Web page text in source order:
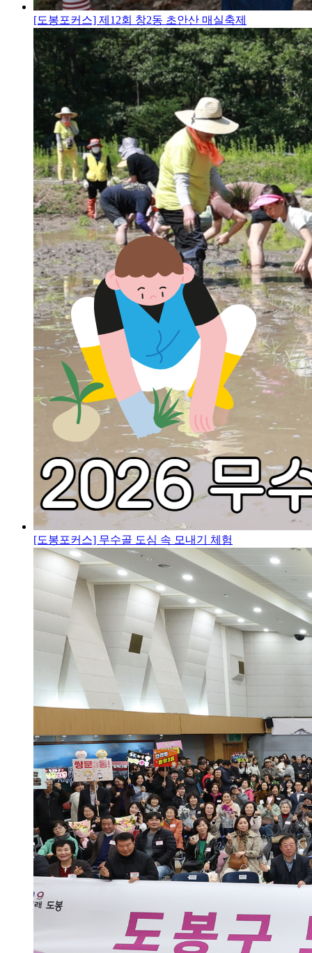
[도봉포커스] 제12회 창2동 초안산 매실축제
[도봉포커스] 무수골 도심 속 모내기 체험